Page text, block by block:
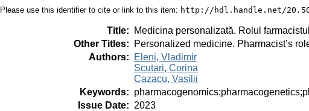
Please use this identifier to cite or link to this item: http://hdl.handle.net/
Title:
Medicina personalizată. Rolul
Other Titles:
Personalized medicine. Pharmacist’s
Authors:
Eleni, Vladimir
Scutari, Corina
Cazacu, Vasilii
Keywords:
Issue Date: 2023